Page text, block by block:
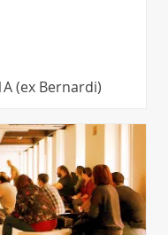
(ex Bernardi)